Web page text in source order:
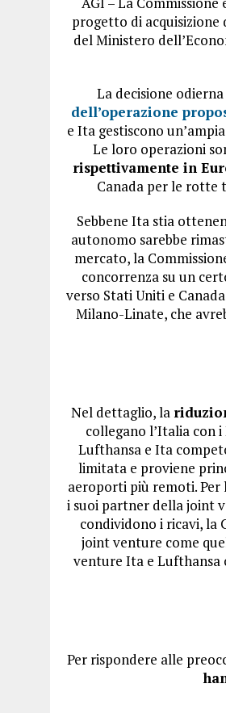
progetto di
del Ministero
La decisione odierna
dell’operazione
e Ita gestiscono
Le loro operazioni
rispettivamente in
Canada per le rotte
Sebbene Ita stia
autonomo sarebbe
mercato, la
concorrenza su un
verso Stati Uniti e
Milano-Linate, che
Nel dettaglio, la
collegano l’Italia con
Lufthansa e Ita
limitata e proviene
aeroporti più remoti. Per
i suoi partner della joint
condividono i ricavi, la
joint venture come
venture Ita e Lufthansa
Per rispondere alle